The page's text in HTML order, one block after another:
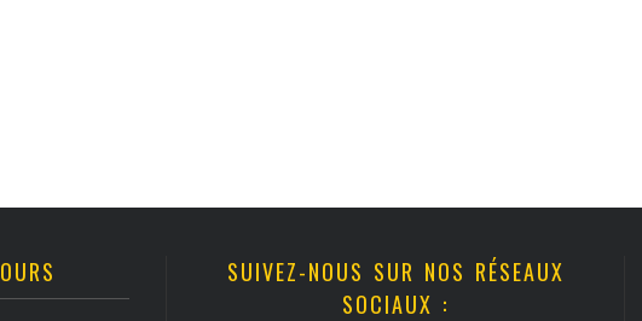
SUIVEZ-NOUS SUR NOS RÉSEAUX
SOCIAUX :